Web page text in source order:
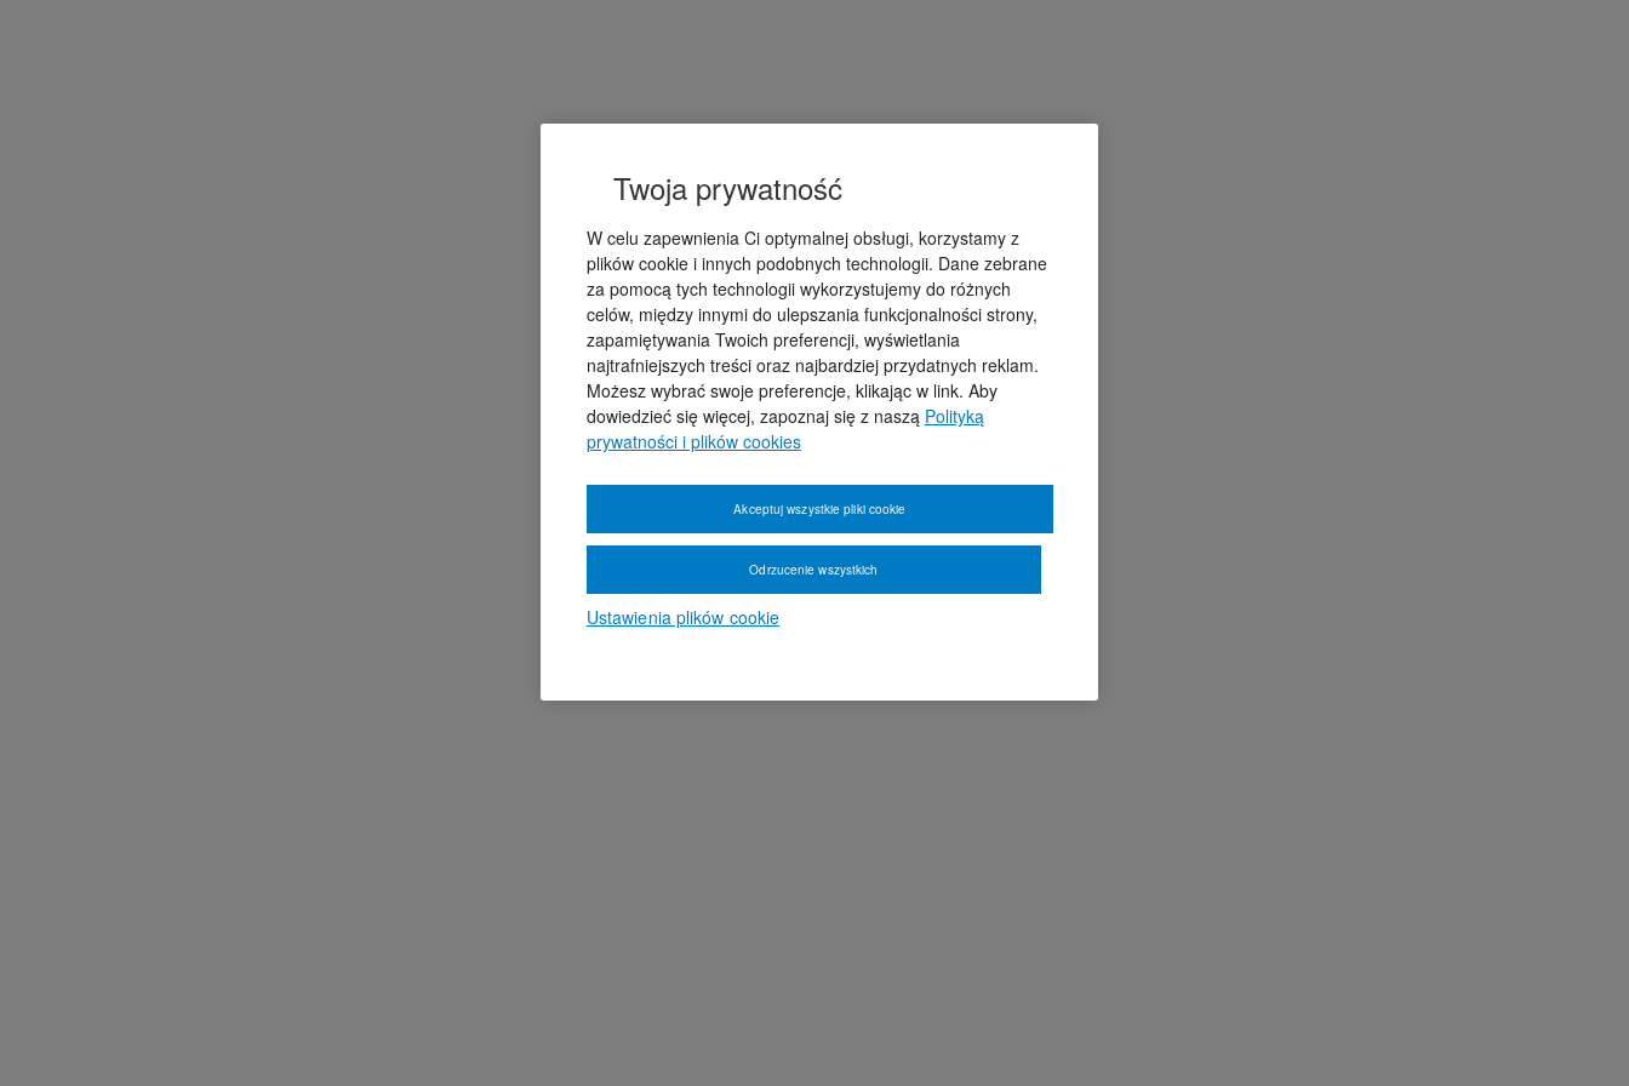
Twoja prywatność
W celu zapewnienia Ci optymalnej obsługi, korzystamy z
plików cookie i innych podobnych technologii. Dane zebrane
za pomocą tych technologii wykorzystujemy do różnych
celów, między innymi do ulepszania funkcjonalności strony,
zapamiętywania Twoich preferencji, wyświetlania
najtrafniejszych treści oraz najbardziej przydatnych reklam.
Możesz wybrać swoje preferencje, klikając w link. Aby
dowiedzieć się więcej, zapoznaj się z naszą Polityką
prywatności i plików cookies
Ustawienia plików cookie
Odrzucenie wszystkich
Akceptuj wszystkie pliki cookie